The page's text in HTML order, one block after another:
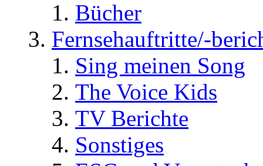
Bücher
Fernsehauftritte/-
Sing meinen Song
The Voice Kids
TV Berichte
Sonstiges